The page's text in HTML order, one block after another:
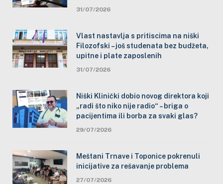
31/07/2026
Vlast nastavlja s pritiscima na niški
Filozofski – još studenata bez budžeta,
upitne i plate zaposlenih
31/07/2026
Niški Klinički dobio novog direktora koji
„radi što niko nije radio“ – briga o
pacijentima ili borba za svaki glas?
29/07/2026
Meštani Trnave i Toponice pokrenuli
inicijative za rešavanje problema
27/07/2026